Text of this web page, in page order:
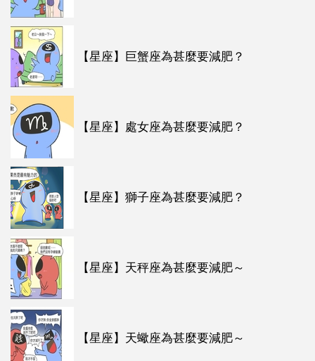
【星座】巨蟹座為甚麼要減肥？
【星座】處女座為甚麼要減肥？
【星座】獅子座為甚麼要減肥？
【星座】天秤座為甚麼要減肥～
【星座】天蠍座為甚麼要減肥～